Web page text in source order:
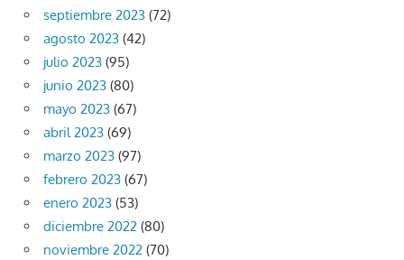
septiembre 2023 (72)
agosto 2023 (42)
julio 2023 (95)
junio 2023 (80)
mayo 2023 (67)
abril 2023 (69)
marzo 2023 (97)
febrero 2023 (67)
enero 2023 (53)
diciembre 2022 (80)
noviembre 2022 (70)